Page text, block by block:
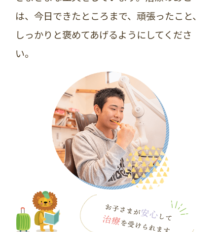
は、今日できたところまで、頑張ったこと、
しっかりと褒めてあげるようにしてくださ
い。